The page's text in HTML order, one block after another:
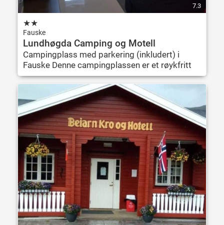
7.3
★★
Fauske
Lundhøgda Camping og Motell
Campingplass med parkering (inkludert) i
Fauske Denne campingplassen er et røykfritt